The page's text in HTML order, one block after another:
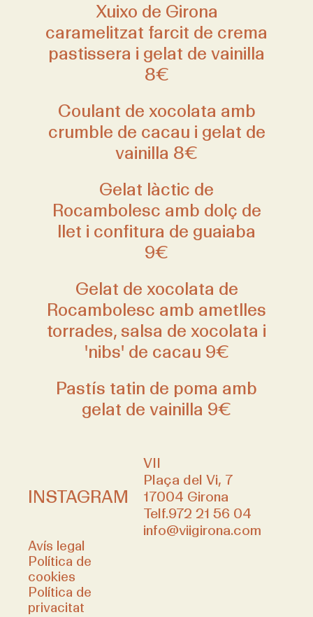
Xuixo de Girona
caramelitzat farcit de crema
pastissera i gelat de vainilla
8€
Coulant de xocolata amb
crumble de cacau i gelat de
vainilla 8€
Gelat làctic de
Rocambolesc amb dolç de
llet i confitura de guaiaba
9€
Gelat de xocolata de
Rocambolesc amb ametlles
torrades, salsa de xocolata i
'nibs' de cacau 9€
Pastís tatin de poma amb
gelat de vainilla 9€
INSTAGRAM
VII
Plaça del Vi, 7
17004 Girona
Telf.972 21 56 04
info@viigirona.com
Avís legal
Política de
cookies
Política de
privacitat